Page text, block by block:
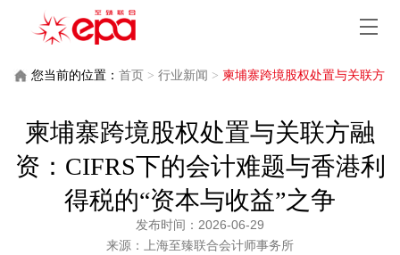
您当前的位置： 首页 > 行业新闻 > 柬埔寨跨境股权处置与关联方
融资：CIFRS下的会计难题与香港利得税的“资本与收益”之争
柬埔寨跨境股权处置与关联方融
资：CIFRS下的会计难题与香港利
得税的“资本与收益”之争
发布时间：2026-06-29
来源：上海至臻联合会计师事务所